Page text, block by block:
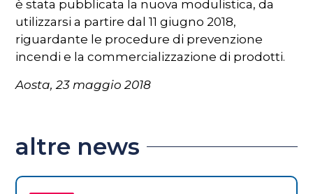
è stata pubblicata la nuova modulistica, da
utilizzarsi a partire dal 11 giugno 2018,
riguardante le procedure di prevenzione
incendi e la commercializzazione di prodotti.
Aosta, 23 maggio 2018
altre news